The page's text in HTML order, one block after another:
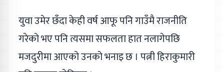
युवा उमेर छँदा केही वर्ष आफू पनि गाउँमै राजनीति
गरेको भए पनि त्यसमा सफलता हात नलागेपछि
मजदुरीमा आएको उनको भनाइ छ । पत्नी हिराकुमारी